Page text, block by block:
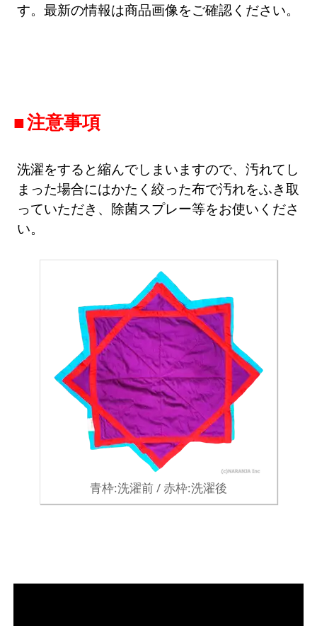
す。最新の情報は商品画像をご確認ください。
注意事項
洗濯をすると縮んでしまいますので、汚れてし
まった場合にはかたく絞った布で汚れをふき取
っていただき、除菌スプレー等をお使いくださ
い。
青枠:洗濯前 / 赤枠:洗濯後